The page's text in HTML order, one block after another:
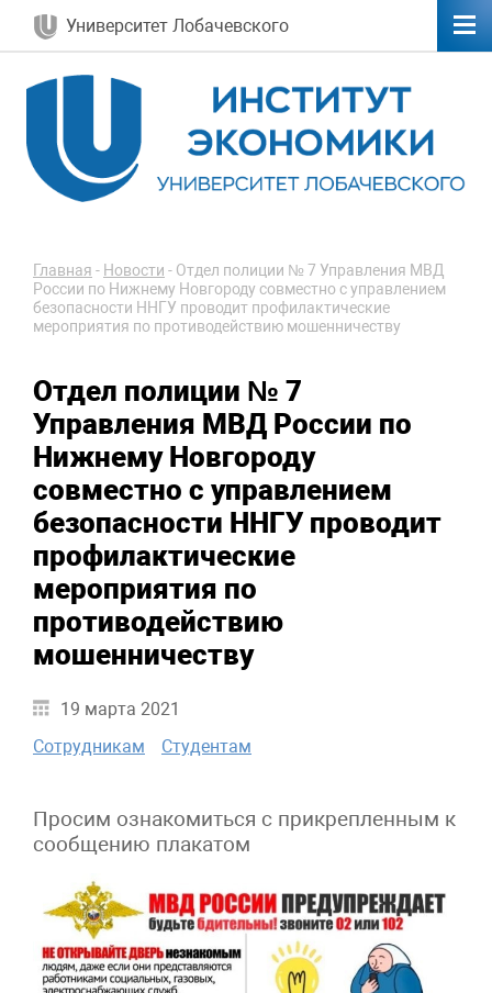
Университет Лобачевского
Главная - Новости - Отдел полиции № 7 Управления МВД
России по Нижнему Новгороду совместно с управлением
безопасности ННГУ проводит профилактические
мероприятия по противодействию мошенничеству
Отдел полиции № 7
Управления МВД России по
Нижнему Новгороду
совместно с управлением
безопасности ННГУ проводит
профилактические
мероприятия по
противодействию
мошенничеству
19 марта 2021
Сотрудникам
Студентам
Просим ознакомиться с прикрепленным к
сообщению плакатом